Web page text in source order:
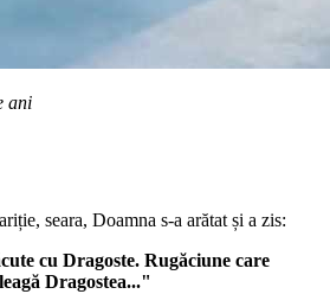
ani
seara, Doamna s-a arătat și a zis:
cu Dragoste. Rugăciune care
Dragostea..."